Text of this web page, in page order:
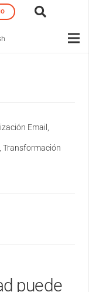
Email ,
, Transformación
puede